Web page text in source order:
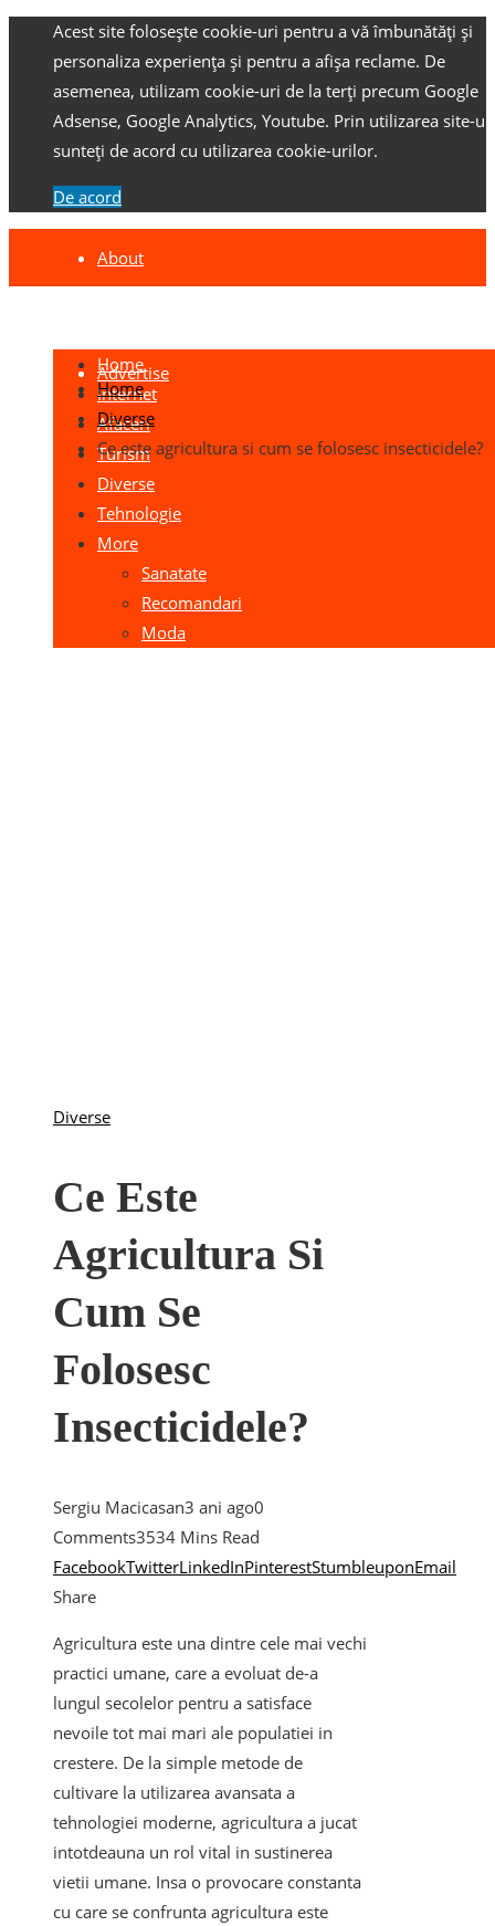
Acest site folosește cookie-uri pentru a vă îmbunătăți și
personaliza experiența și pentru a afișa reclame. De
asemenea, utilizam cookie-uri de la terți precum Google
Adsense, Google Analytics, Youtube. Prin utilizarea site-
sunteți de acord cu utilizarea cookie-urilor.
De acord
About
Advertise
Home
Internet
Afaceri
Turism
Diverse
Tehnologie
More
Sanatate
Recomandari
Moda
Home
Diverse
Ce este agricultura si cum se folosesc insecticidele?
Diverse
Ce Este
Agricultura Si
Cum Se
Folosesc
Insecticidele?
Sergiu Macicasan3 ani ago0
Comments3534 Mins Read
FacebookTwitterLinkedInPinterestStumbleuponEmail
Share
Agricultura este una dintre cele mai vechi
practici umane, care a evoluat de-a
lungul secolelor pentru a satisface
nevoile tot mai mari ale populatiei in
crestere. De la simple metode de
cultivare la utilizarea avansata a
tehnologiei moderne, agricultura a jucat
intotdeauna un rol vital in sustinerea
vietii umane. Insa o provocare constanta
cu care se confrunta agricultura este